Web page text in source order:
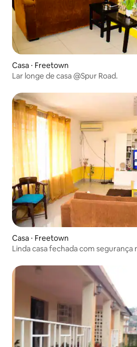
Casa ⋅ Freetown
Lar longe de casa @Spur Road.
Casa ⋅ Freetown
Linda casa fechada com segurança